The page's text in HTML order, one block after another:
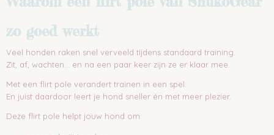
zo goed werkt
Veel honden raken snel verveeld tijdens standaard training.
Zit, af, wachten… en na een paar keer zijn ze er klaar mee.
Met een flirt pole verandert trainen in een spel.
En juist daardoor leert je hond sneller én met meer plezier.
Deze flirt pole helpt jouw hond om: